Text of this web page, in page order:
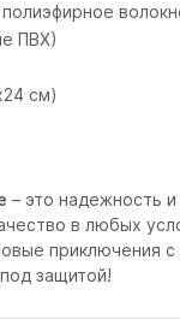
ПВХ)
см)
– это надежность
в любых
приключения
защитой!